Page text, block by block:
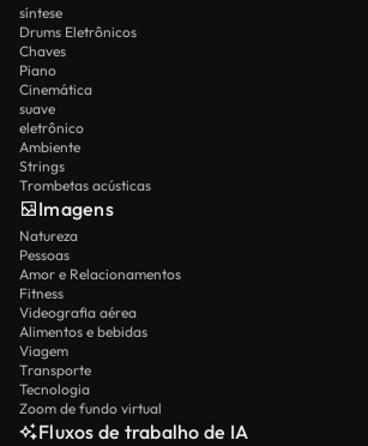
síntese
Drums Eletrônicos
Chaves
Piano
Cinemática
suave
eletrônico
Ambiente
Strings
Trombetas acústicas
Imagens
Natureza
Pessoas
Amor e Relacionamentos
Fitness
Videografia aérea
Alimentos e bebidas
Viagem
Transporte
Tecnologia
Zoom de fundo virtual
Fluxos de trabalho de IA